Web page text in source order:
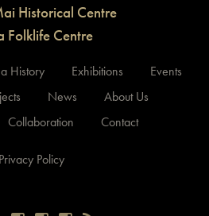
Historical Centre
Folklife Centre
History Exhibitions
Events
News
About Us
Collaboration Contact
Privacy Policy